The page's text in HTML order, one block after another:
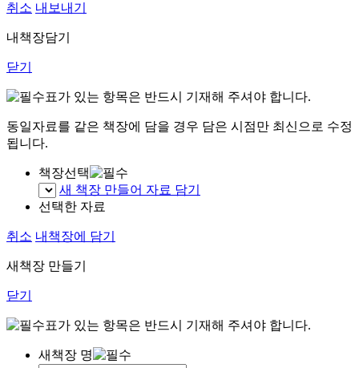
취소 내보내기
내책장담기
닫기
표가 있는 항목은 반드시 기재해 주셔야 합니다.
동일자료를 같은 책장에 담을 경우 담은 시점만 최신으로 수정
됩니다.
책장선택
새 책장 만들어 자료 담기
선택한 자료
취소 내책장에 담기
새책장 만들기
닫기
표가 있는 항목은 반드시 기재해 주셔야 합니다.
새책장 명